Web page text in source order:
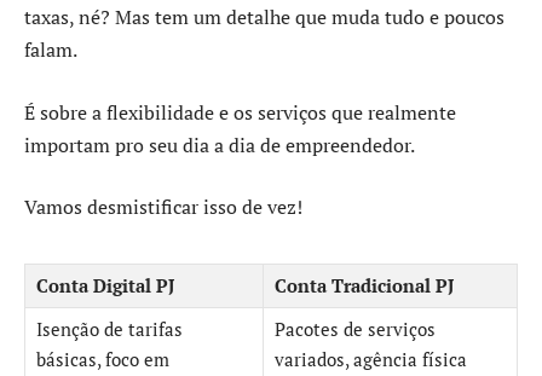
taxas, né? Mas tem um detalhe que muda tudo e poucos
falam.
É sobre a flexibilidade e os serviços que realmente
importam pro seu dia a dia de empreendedor.
Vamos desmistificar isso de vez!
Conta Digital PJ
Conta Tradicional PJ
Isenção de tarifas
básicas, foco em
Pacotes de serviços
variados, agência física